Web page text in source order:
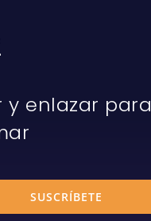
y enlazar para
SUSCRÍBETE